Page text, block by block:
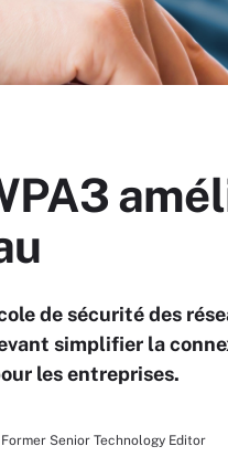
de sécurité des
simplifier la
les entreprises.
Former Senior Technology Editor